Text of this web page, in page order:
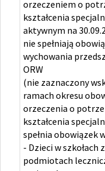
orzeczeniem o
kształcenia
aktywnym na
nie spełniają
wychowania
ORW
(nie zaznaczony
ramach okresu
orzeczenia o
kształcenia
spełnia obowiązek
- Dzieci w szkołach
podmiotach